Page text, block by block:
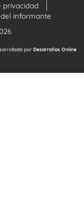
privacidad
informante
por Desarrollos Online